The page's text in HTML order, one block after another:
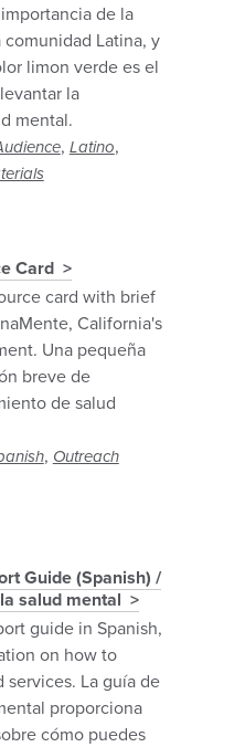
de la
Latina, y
limon verde es el
la
mental.
, Latino,
Card
card with brief
California's
Una pequeña
breve de
de salud
, Outreach
Guide (Spanish) /
salud mental
guide in Spanish,
on how to
services. La guía de
proporciona
cómo puedes